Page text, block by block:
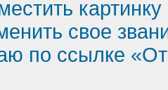
свое
по ссылке